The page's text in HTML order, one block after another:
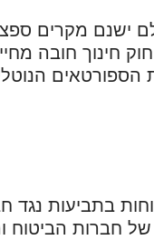
ישנם מקרים
חינוך חובה
הספורטאים
בתביעות נגד
חברות הביטוח